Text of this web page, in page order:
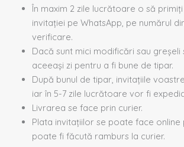
În maxim 2 zile lucrătoare o să
invitației pe WhatsApp, pe numărul
verificare.
Dacă sunt mici modificări sau
aceeași zi pentru a fi bune de tipar.
După bunul de tipar, invitațiile
iar în 5-7 zile lucrătoare vor fi
Livrarea se face prin curier.
Plata invitațiilor se poate face online
poate fi făcută ramburs la curier.